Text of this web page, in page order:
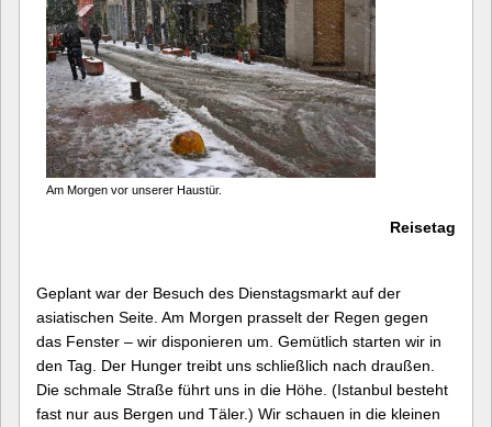
Am Morgen vor unserer Haustür.
Reisetag
Geplant war der Besuch des Dienstagsmarkt auf der
asiatischen Seite. Am Morgen prasselt der Regen gegen
das Fenster – wir disponieren um. Gemütlich starten wir in
den Tag. Der Hunger treibt uns schließlich nach draußen.
Die schmale Straße führt uns in die Höhe. (Istanbul besteht
fast nur aus Bergen und Täler.) Wir schauen in die kleinen